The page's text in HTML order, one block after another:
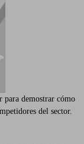
para demostrar cómo
del sector.